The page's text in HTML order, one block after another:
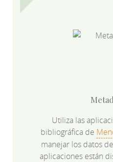
Utiliza las
bibliográfica de
manejar los datos
aplicaciones están